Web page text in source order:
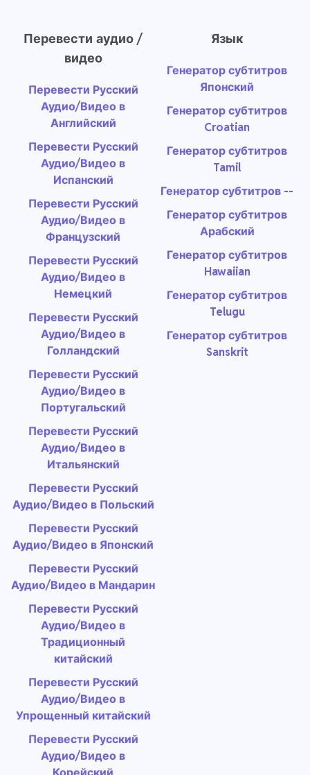
Перевести аудио /
видео
Перевести Русский
Аудио/Видео в
Английский
Перевести Русский
Аудио/Видео в
Испанский
Перевести Русский
Аудио/Видео в
Французский
Перевести Русский
Аудио/Видео в
Немецкий
Перевести Русский
Аудио/Видео в
Голландский
Перевести Русский
Аудио/Видео в
Португальский
Перевести Русский
Аудио/Видео в
Итальянский
Перевести Русский
Аудио/Видео в Польский
Перевести Русский
Аудио/Видео в Японский
Перевести Русский
Аудио/Видео в Мандарин
Перевести Русский
Аудио/Видео в
Традиционный
китайский
Перевести Русский
Аудио/Видео в
Упрощенный китайский
Перевести Русский
Аудио/Видео в
Язык
Генератор субтитров
Японский
Генератор субтитров
Croatian
Генератор субтитров
Tamil
Генератор субтитров --
Генератор субтитров
Арабский
Генератор субтитров
Hawaiian
Генератор субтитров
Telugu
Генератор субтитров
Sanskrit